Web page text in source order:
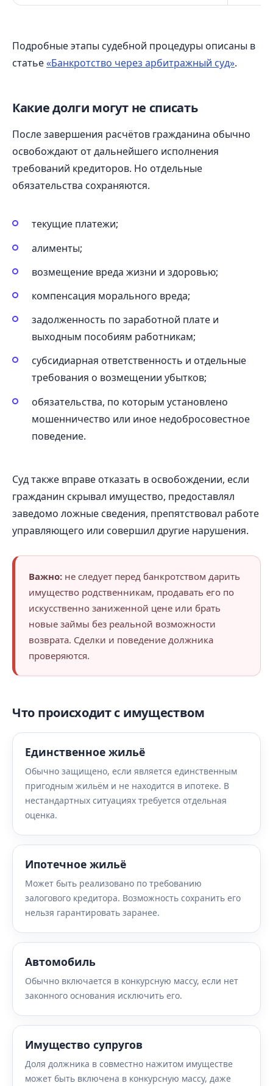
Подробные этапы судебной процедуры описаны в
статье«Банкротство через арбитражный суд».
Какие долги могут не списать
После завершения расчётов гражданина обычно
освобождают от дальнейшего исполнения
требований кредиторов. Но отдельные
обязательства сохраняются.
текущие платежи;
алименты;
возмещение вреда жизни и здоровью;
компенсация морального вреда;
задолженность по заработной плате и
выходным пособиям работникам;
субсидиарная ответственность и отдельные
требования о возмещении убытков;
обязательства, по которым установлено
мошенничество или иное недобросовестное
поведение.
Суд также вправе отказать в освобождении, если
гражданин скрывал имущество, предоставлял
заведомо ложные сведения, препятствовал работе
управляющего или совершил другие нарушения.
Важно: не следует перед банкротством дарить
имущество родственникам, продавать его по
искусственно заниженной цене или брать
новые займы без реальной возможности
возврата. Сделки и поведение должника
проверяются.
Что происходит с имуществом
Единственное жильё
Обычно защищено, если является единственным
пригодным жильём и не находится в ипотеке. В
нестандартных ситуациях требуется отдельная
оценка.
Ипотечное жильё
Может быть реализовано по требованию
залогового кредитора. Возможность сохранить его
нельзя гарантировать заранее.
Автомобиль
Обычно включается в конкурсную массу, если нет
законного основания исключить его.
Имущество супругов
Доля должника в совместно нажитом имуществе
может быть включена в конкурсную массу, даже